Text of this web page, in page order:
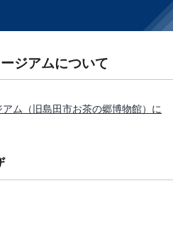
ジアムについて
ム（旧島田市お茶の郷博物館）に